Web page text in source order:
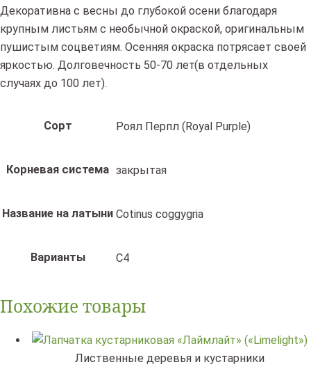
Декоративна с весны до глубокой осени благодаря
крупным листьям с необычной окраской, оригинальным
пушистым соцветиям. Осенняя окраска потрясает своей
яркостью. Долговечность 50-70 лет
(в отдельных
случаях до 100 лет).
Сорт Роял Перпл (Royal Purple)
Корневая система закрытая
Название на латыни Cotinus coggygria
Варианты C4
Похожие товары
Лиственные деревья и кустарники